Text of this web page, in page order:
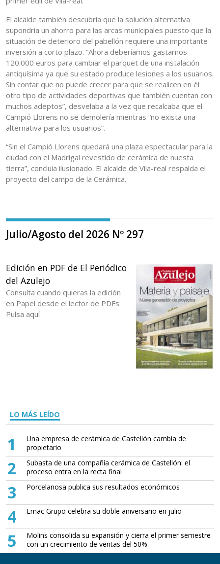
El alcalde también descubría que la solución alternativa
supondría un ahorro para las arcas municipales puesto que la
situación de deterioro del pabellón requiere una importante
inversión a corto plazo. “Ahora deberíamos gastarnos
120.000 euros para cambiar el parquet de una instalación
antiquísima ya que su estado produce lesiones a los usuarios.
Sin contar que no puede crecer para que se realicen en él
otro tipo de actividades deportivas que también cuentan con
muchos adeptos”, desvelaba a la vez que recalcaba que el
Campió Llorens no se demolería mientras “no exista una
alternativa para los usuarios”.
“Sin el Campió Llorens quedará una plaza espectacular para la
ciudad con el Madrigal revestido de cerámica de nuesta
tierra”, concluía ilusionado. El alcalde de Vila-real respalda el
proyecto del campo de la Cerámica.
Julio/Agosto del 2026 Nº 297
Edición en PDF de El Periódico
del Azulejo
Consulta cuando quieras la edición
en Papel desde el lector de PDFs.
Pulsa aquí
LO MÁS LEÍDO
1
Una empresa de cerámica de Castellón cambia de
propietario
2
Subasta de una compañía cerámica de Castellón: el
proceso entra en la recta final
3 Porcelanosa publica sus resultados económicos
4 Emac Grupo celebra su doble aniversario en julio
5
Molins consolida su expansión y cierra el primer semestre
con un crecimiento de ventas del 50%